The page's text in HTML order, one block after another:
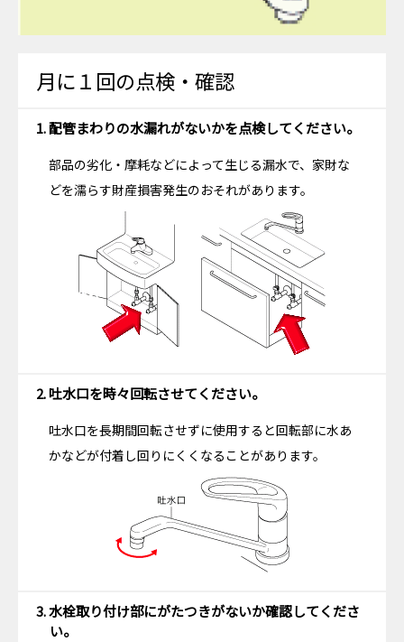
月に１回の点検・確認
1. 配管まわりの水漏れがないかを点検してください。
部品の劣化・摩耗などによって生じる漏水で、家財な
どを濡らす財産損害発生のおそれがあります。
2. 吐水口を時々回転させてください。
吐水口を長期間回転させずに使用すると回転部に水あ
かなどが付着し回りにくくなることがあります。
3. 水栓取り付け部にがたつきがないか確認してくださ
い。